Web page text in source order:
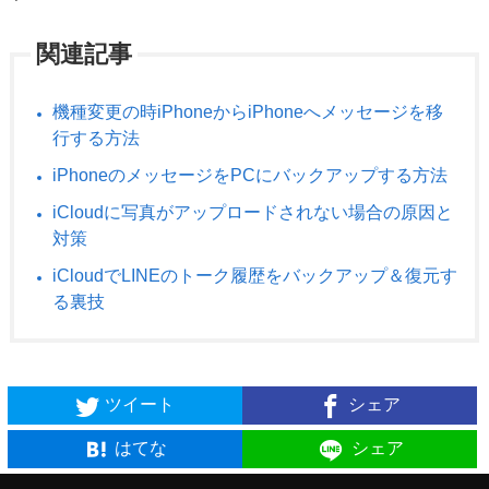
関連記事
機種変更の時iPhoneからiPhoneへメッセージを移
行する方法
iPhoneのメッセージをPCにバックアップする方法
iCloudに写真がアップロードされない場合の原因と
対策
iCloudでLINEのトーク履歴をバックアップ＆復元す
る裏技
ツイート シェア
はてな シェア